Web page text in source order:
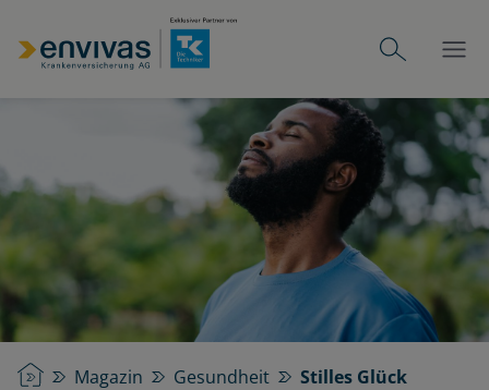
StartseiteMagazin Gesundheit Stilles Glück